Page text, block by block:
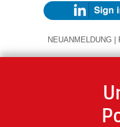
NEUANMELDUNG |